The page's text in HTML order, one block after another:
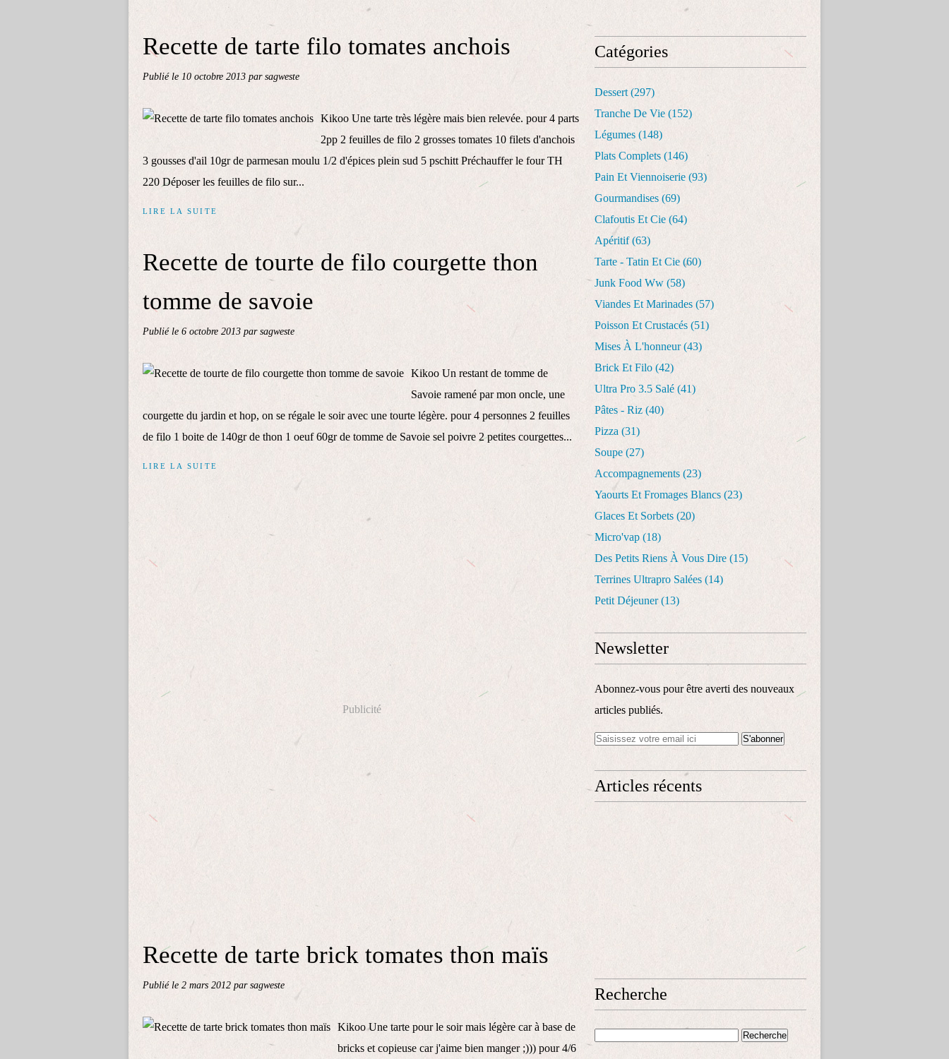
Recette de tarte filo tomates anchois
Publié le 10 octobre 2013 par sagweste
Kikoo Une tarte très légère mais bien relevée. pour 4 parts
2pp 2 feuilles de filo 2 grosses tomates 10 filets d'anchois
3 gousses d'ail 10gr de parmesan moulu 1/2 d'épices plein sud 5 pschitt Préchauffer le four TH
220 Déposer les feuilles de filo sur...
LIRE LA SUITE
Recette de tourte de filo courgette thon
tomme de savoie
Publié le 6 octobre 2013 par sagweste
Kikoo Un restant de tomme de
Savoie ramené par mon oncle, une
courgette du jardin et hop, on se régale le soir avec une tourte légère. pour 4 personnes 2 feuilles
de filo 1 boite de 140gr de thon 1 oeuf 60gr de tomme de Savoie sel poivre 2 petites courgettes...
LIRE LA SUITE
Publicité
Recette de tarte brick tomates thon maïs
Publié le 2 mars 2012 par sagweste
Kikoo Une tarte pour le soir mais légère car à base de
bricks et copieuse car j'aime bien manger ;))) pour 4/6
Catégories
Dessert (297)
Tranche De Vie (152)
Légumes (148)
Plats Complets (146)
Pain Et Viennoiserie (93)
Gourmandises (69)
Clafoutis Et Cie (64)
Apéritif(63)
Tarte - Tatin Et Cie (60)
Junk Food Ww (58)
Viandes Et Marinades (57)
Poisson Et Crustacés (51)
Mises À L'honneur(43)
Brick Et Filo (42)
Ultra Pro 3.5 Salé (41)
Pâtes - Riz (40)
Pizza (31)
Soupe (27)
Accompagnements (23)
Yaourts Et Fromages Blancs (23)
Glaces Et Sorbets (20)
Micro'vap (18)
Des Petits Riens À Vous Dire (15)
Terrines Ultrapro Salées (14)
Petit Déjeuner(13)
Newsletter
Abonnez-vous pour être averti des nouveaux
articles publiés.
Articles récents
Recherche